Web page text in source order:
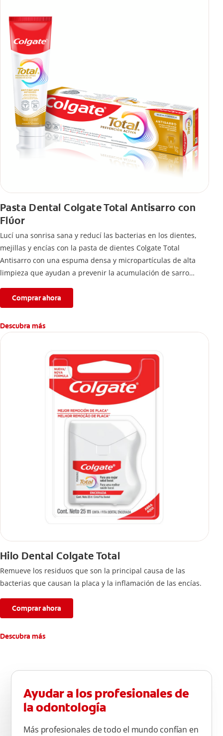
Pasta Dental Colgate Total Antisarro con
Flúor
Lucí una sonrisa sana y reducí las bacterias en los dientes,
mejillas y encías con la pasta de dientes Colgate Total
Antisarro con una espuma densa y micropartículas de alta
limpieza que ayudan a prevenir la acumulación de sarro
Comprar ahora
Descubra más
Hilo Dental Colgate Total
Remueve los residuos que son la principal causa de las
bacterias que causan la placa y la inflamación de las encías.
Comprar ahora
Descubra más
Ayudar a los profesionales de
la odontología
Más profesionales de todo el mundo confían en